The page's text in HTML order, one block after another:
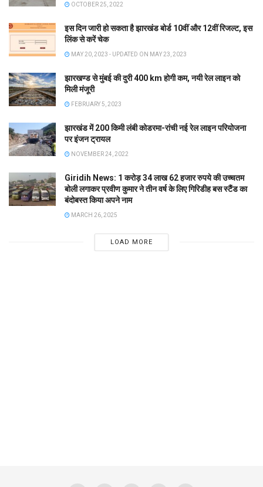
OCTOBER 25, 2022
इस दिन जारी हो सकता है झारखंड बोर्ड 10वीं और 12वीं रिजल्ट, इस
लिंक से करें चेक
MAY 20, 2023 - UPDATED ON MAY 23, 2023
झारखण्ड से मुंबई की दुरी 400 km होगी कम, नयी रेल लाइन को
मिली मंजूरी
FEBRUARY 5, 2023
झारखंड में 200 किमी लंबी कोडरमा-रांची नई रेल लाइन परियोजना
पर इंजन ट्रायल
NOVEMBER 24, 2022
Giridih News: 1 करोड़ 34 लाख 62 हजार रुपये की उच्चतम
बोली लगाकर प्रवीण कुमार ने तीन वर्ष के लिए गिरिडीह बस स्टैंड का
बंदोबस्त किया अपने नाम
MARCH 26, 2025
LOAD MORE